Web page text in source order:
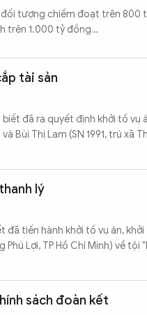
đối tượng chiếm đoạt trên 800
trên 1.000 tỷ đồng…
tài sản
đã ra quyết định khởi tố vụ
Bùi Thị Lam (SN 1991, trú xã
lý
đã tiến hành khởi tố vụ án,
Lợi, TP Hồ Chí Minh) về tội
sách đoàn kết